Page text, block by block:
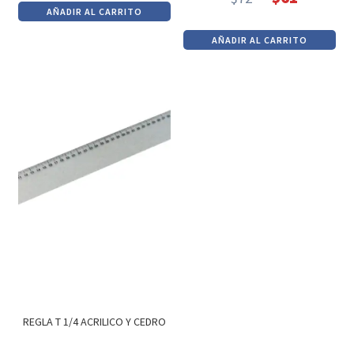
original
actual
AÑADIR AL CARRITO
precio
original
precio
actual
AÑADIR AL CARRITO
REGLA T 1/4 ACRILICO Y CEDRO